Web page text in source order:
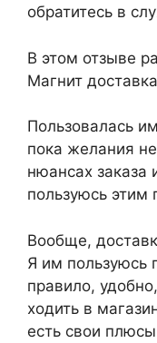
обратитесь в
В этом отзыве
Магнит
Пользовалась
пока желания
нюансах заказа
пользуюсь
Вообще,
Я им пользуюсь
правило,
ходить в
есть свои